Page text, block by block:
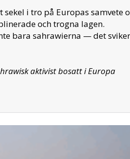
i tro på Europas samvete
och trogna lagen.
bara sahrawierna — det
aktivist bosatt i Europa